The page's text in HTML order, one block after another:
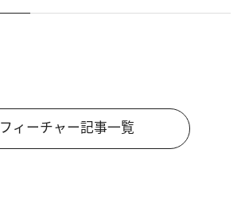
フィーチャー記事一覧